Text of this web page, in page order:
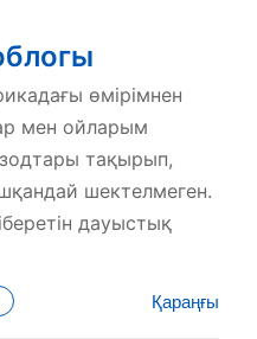
өмірімнен
мен ойларым
тақырып,
шектелмеген.
дауыстық
Қараңғы